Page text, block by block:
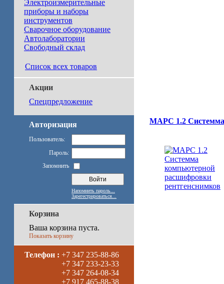
Электроизмерительные
приборы и наборы
инструментов
Сварочное оборудование
Автолаборатории
Свободный склад
Список всех товаров
Акции
Спецпредложение
Авторизация
Пользователь:
Пароль:
Запомнить
Напомнить пароль...
Зарегестрироваться...
Корзина
Ваша корзина пуста.
Показать корзину
Телефон : +7 347 235-88-86
+7 347 233-23-33
+7 347 264-08-34
+7 917 465-88-38
МАРС 1.2 Системма